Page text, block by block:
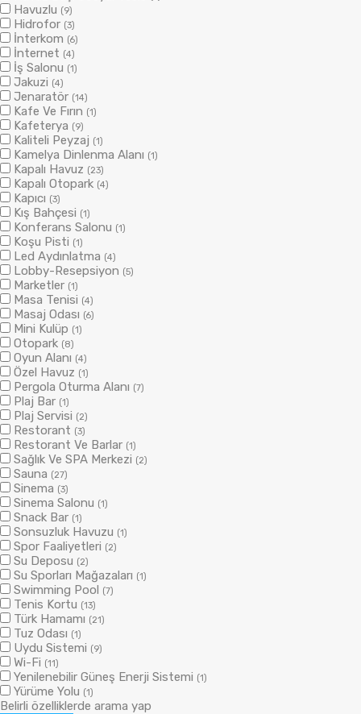
Havuzlu (9)
Hidrofor (3)
İnterkom (6)
İnternet (4)
İş Salonu (1)
Jakuzi (4)
Jenaratör (14)
Kafe Ve Fırın (1)
Kafeterya (9)
Kaliteli Peyzaj (1)
Kamelya Dinlenma Alanı (1)
Kapalı Havuz (23)
Kapalı Otopark (4)
Kapıcı (3)
Kış Bahçesi (1)
Konferans Salonu (1)
Koşu Pisti (1)
Led Aydınlatma (4)
Lobby-Resepsiyon (5)
Marketler (1)
Masa Tenisi (4)
Masaj Odası (6)
Mini Kulüp (1)
Otopark (8)
Oyun Alanı (4)
Özel Havuz (1)
Pergola Oturma Alanı (7)
Plaj Bar (1)
Plaj Servisi (2)
Restorant (3)
Restorant Ve Barlar (1)
Sağlık Ve SPA Merkezi (2)
Sauna (27)
Sinema (3)
Sinema Salonu (1)
Snack Bar (1)
Sonsuzluk Havuzu (1)
Spor Faaliyetleri (2)
Su Deposu (2)
Su Sporları Mağazaları (1)
Swimming Pool (7)
Tenis Kortu (13)
Türk Hamamı (21)
Tuz Odası (1)
Uydu Sistemi (9)
Wi-Fi (11)
Yenilenebilir Güneş Enerji Sistemi (1)
Yürüme Yolu (1)
Belirli özelliklerde arama yap